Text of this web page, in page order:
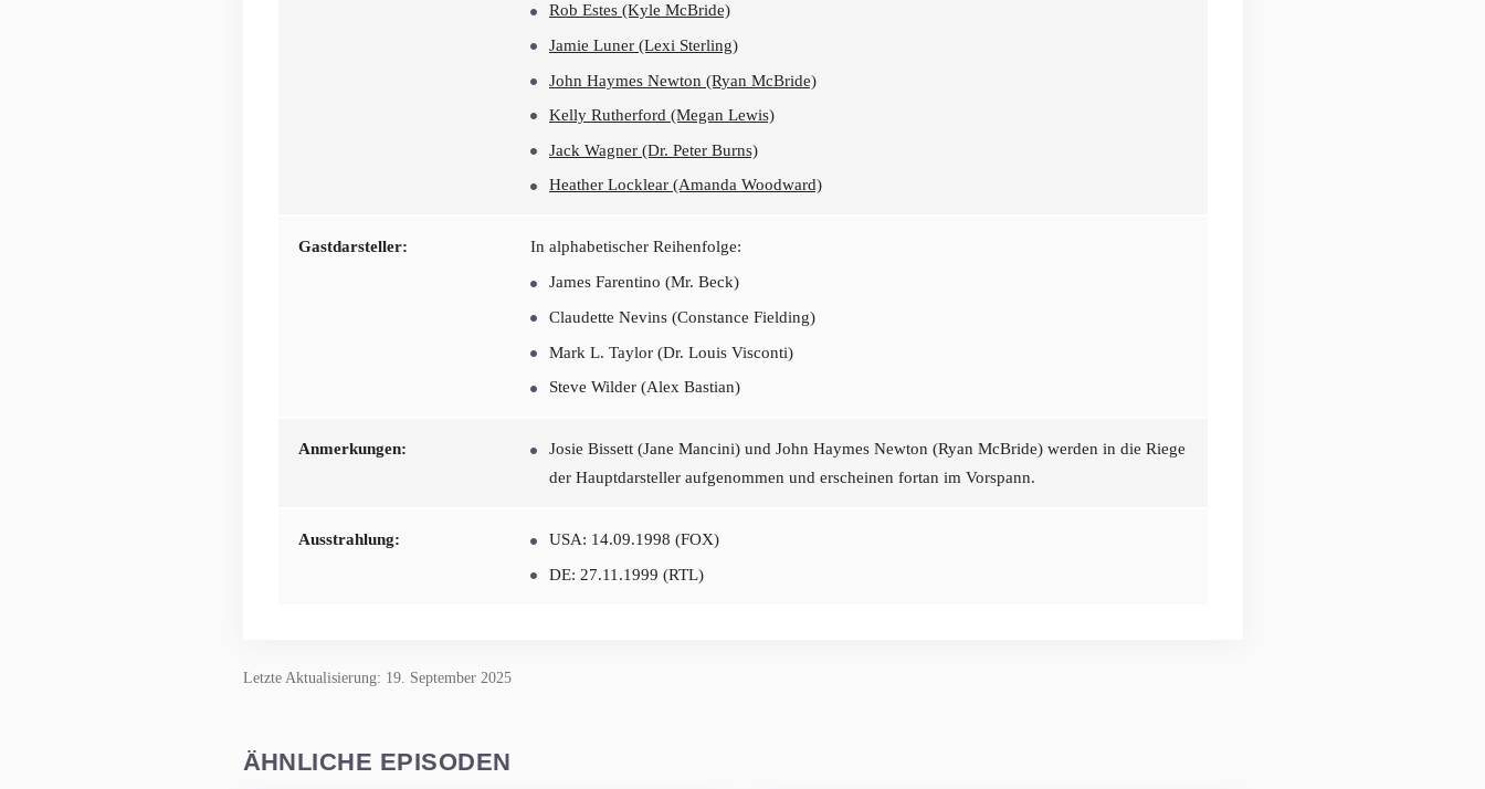
Rob Estes (Kyle McBride)
Jamie Luner (Lexi Sterling)
John Haymes Newton (Ryan McBride)
Kelly Rutherford (Megan Lewis)
Jack Wagner (Dr. Peter Burns)
Heather Locklear (Amanda Woodward)
Gastdarsteller:
In alphabetischer Reihenfolge:
James Farentino (Mr. Beck)
Claudette Nevins (Constance Fielding)
Mark L. Taylor (Dr. Louis Visconti)
Steve Wilder (Alex Bastian)
Anmerkungen:
Josie Bissett (Jane Mancini) und John Haymes Newton (Ryan McBride) werden in die Riege
der Hauptdarsteller aufgenommen und erscheinen fortan im Vorspann.
Ausstrahlung:
USA: 14.09.1998 (FOX)
DE: 27.11.1999 (RTL)
Letzte Aktualisierung: 19. September 2025
ÄHNLICHE EPISODEN